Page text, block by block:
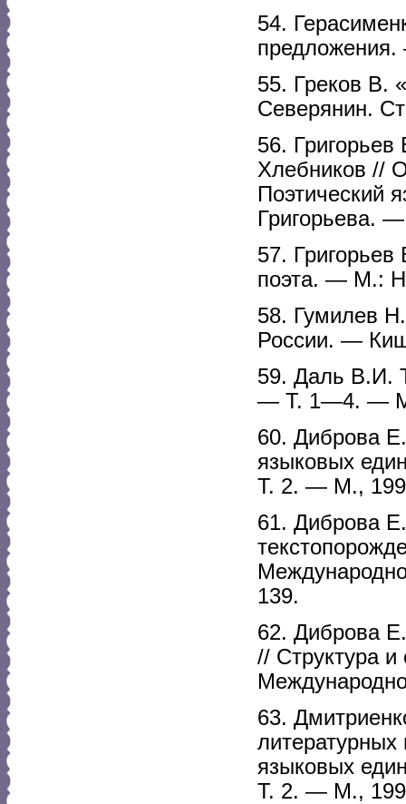
54.
55. Греков В.
Северянин.
56.
Хлебников //
Поэтический
Григорьева.
57.
поэта. — М.:
58. Гумилев
России. —
59. Даль В.И.
— Т. 1—4. —
60. Диброва
языковых
Т. 2. — М.,
61. Диброва
139.
62. Диброва
// Структура и
63.
литературных
языковых
Т. 2. — М.,